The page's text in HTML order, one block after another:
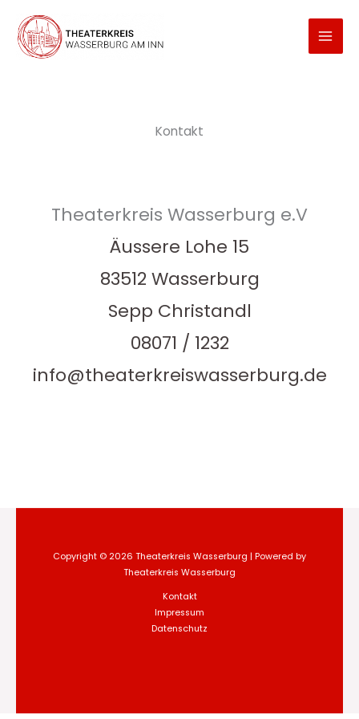
Inhalt
springen
Kontakt
Theaterkreis Wasserburg e.V
Äussere Lohe 15
83512 Wasserburg
Sepp Christandl
08071 / 1232
info@theaterkreiswasserburg.de
Copyright © 2026 Theaterkreis Wasserburg | Powered by
Theaterkreis Wasserburg
Kontakt
Impressum
Datenschutz